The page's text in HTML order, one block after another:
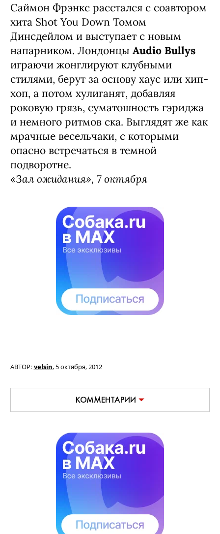
Саймон Фрэнкс расстался с соавтором
хита Shot You Down Томом
Динсдейлом и выступает с новым
напарником. Лондонцы Audio Bullys
играючи жонглируют клубными
стилями, берут за основу хаус или хип-
хоп, а потом хулиганят, добавляя
роковую грязь, суматошность гэриджа
и немного ритмов ска. Выглядят же как
мрачные весельчаки, с которыми
опасно встречаться в темной
подворотне.
«Зал ожидания», 7 октября
АВТОР: velsin, 5 октября, 2012
КОММЕНТАРИИ